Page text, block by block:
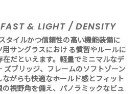
& LIGHT / DENSITY
タイルかつ信頼性の高い機能装備に
サングラスにおけ る慣習やルールに
だといえます。軽量でミニマルなデ
ズブリッジ、フレームのソフトゾーン
がらも快適なホールド感とフィット
視野角を備え、パノラミックなビュ